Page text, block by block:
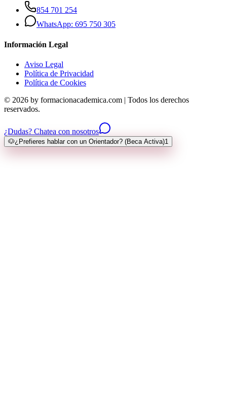
854 701 254
WhatsApp: 695 750 305
Información Legal
Aviso Legal
Política de Privacidad
Política de Cookies
© 2026 by formacionacademica.com | Todos los derechos
reservados.
¿Dudas? Chatea con nosotros
🐶¿Prefieres hablar con un Orientador? (Beca Activa)1